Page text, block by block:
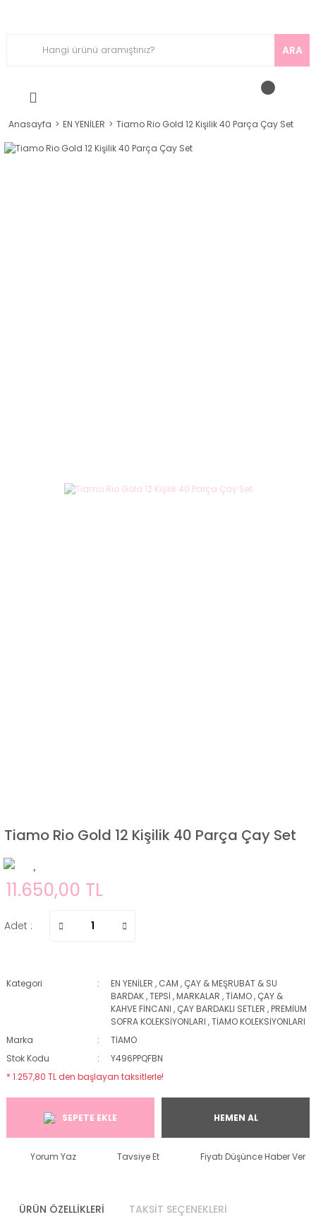
ARA
Anasayfa EN YENİLER Tiamo Rio Gold 12 Kişilik 40 Parça Çay Set
Tiamo Rio Gold 12 Kişilik 40 Parça Çay Set
11.650,00 TL
Adet :
Kategori EN YENİLER , CAM , ÇAY & MEŞRUBAT & SU
BARDAK,TEPSİ ,MARKALAR ,TİAMO, ÇAY &
KAHVE FİNCANI , ÇAY BARDAKLI SETLER ,PREMİUM
SOFRA KOLEKSİYONLARI ,TİAMO KOLEKSİYONLARI
Marka
TİAMO
Stok Kodu
Y496PPQFBN
* 1.257,80 TL den başlayan taksitlerle!
SEPETE EKLE HEMEN AL
Yorum Yaz Tavsiye Et Fiyatı Düşünce Haber Ver
ÜRÜN ÖZELLİKLERİ TAKSİT SEÇENEKLERİ